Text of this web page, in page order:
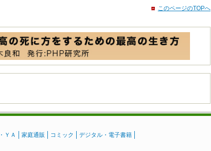
このページのTOPへ
ＹＡ 家庭通販 コミック デジタル・電子書籍